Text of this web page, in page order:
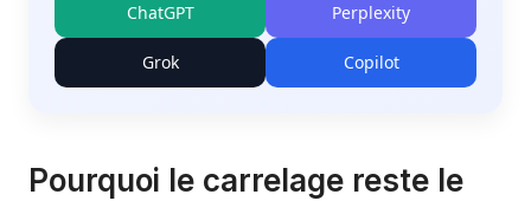
ChatGPT Perplexity
Grok Copilot
Pourquoi le carrelage reste le